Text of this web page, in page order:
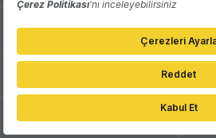
Katkıda Bulun
Çerez Tercihleri